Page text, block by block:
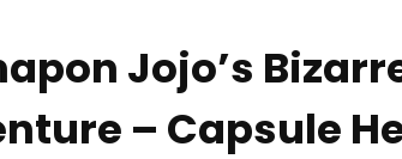
Jojo’s
– Capsule